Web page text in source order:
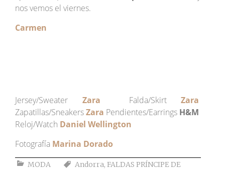
nos vemos el viernes.
Carmen
Jersey/Sweater Zara Falda/Skirt
Zara
Zapatillas/SneakersZara Pendientes/Earrings H&M
Reloj/Watch Daniel Wellington
Fotografía Marina Dorado
MODA Andorra, FALDAS PRÍNCIPE DE